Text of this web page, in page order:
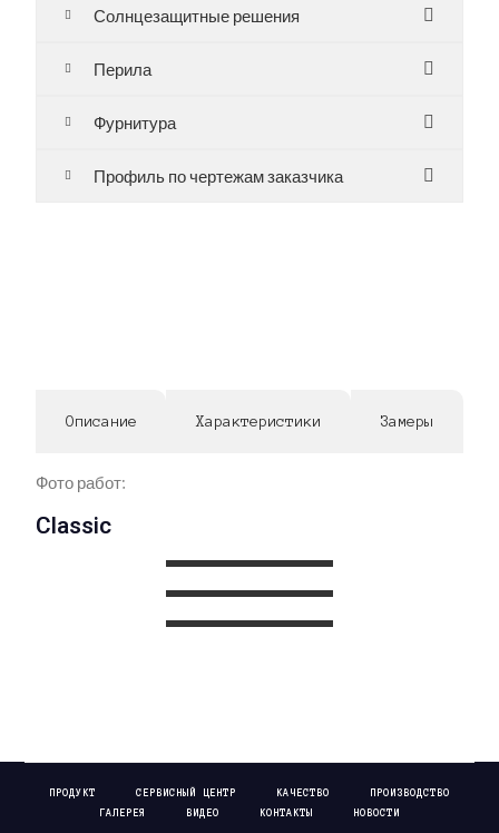
Солнцезащитные решения
Перила
Фурнитура
Профиль по чертежам заказчика
Описание Характеристики Замеры
Фото работ:
Classic
ПРОДУКТ СЕРВИСНЫЙ ЦЕНТР КАЧЕСТВО
ПРОИЗВОДСТВО
ГАЛЕРЕЯ
ВИДЕО КОНТАКТЫ НОВОСТИ